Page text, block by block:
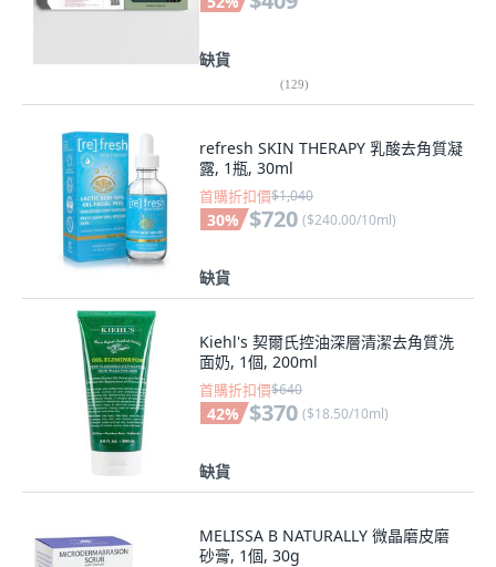
缺貨
(129)
refresh SKIN THERAPY 乳酸去角質凝
露, 1瓶, 30ml
首購折扣價$1,040
30% $720 ($240.00/10ml)
缺貨
Kiehl's 契爾氏控油深層清潔去角質洗
面奶, 1個, 200ml
首購折扣價$640
42% $370 ($18.50/10ml)
缺貨
MELISSA B NATURALLY 微晶磨皮磨
砂膏, 1個, 30g